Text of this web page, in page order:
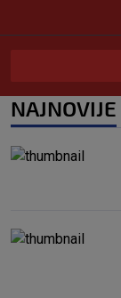
NAJNOVIJE